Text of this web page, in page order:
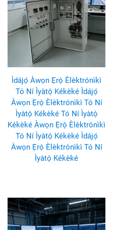
Ìdájọ́ Àwọn Ẹ̀rọ̀ Èlèktrónìkì
Tó Ní Ìyàtọ̀ Kékèké Ìdájọ́
Àwọn Ẹ̀rọ̀ Èlèktrónìkì Tó Ní
Ìyàtọ̀ Kékèké Tó Ní Ìyàtọ̀
Kékèké Àwọn Ẹ̀rọ̀ Èlèktrónìkì
Tó Ní Ìyàtọ̀ Kékèké Ìdájọ́
Àwọn Ẹ̀rọ̀ Èlèktrónìkì Tó Ní
Ìyàtọ̀ Kékèké